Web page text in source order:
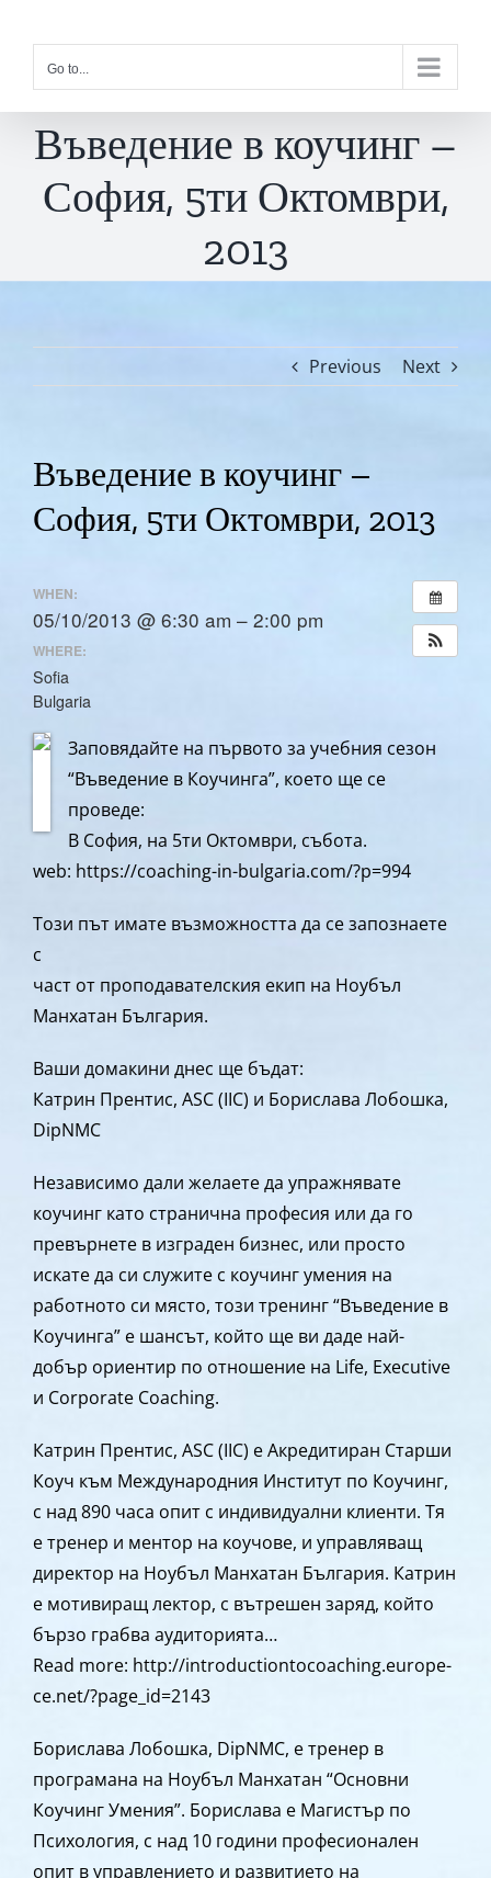
contentGo to...
Въведение в коучинг –
София, 5ти Октомври,
2013
Previous Next
Въведение в коучинг –
София, 5ти Октомври, 2013
WHEN:
05/10/2013 @ 6:30 am – 2:00 pm
WHERE:
Sofia
Bulgaria
Заповядайте на първото за учебния сезон
“Въведение в Коучинга”, което ще се
проведе:
В София, на 5ти Октомври, събота.
web: https://coaching-in-bulgaria.com/?p=994
Този път имате възможността да се запознаете
с
част от проподавателския екип на Ноубъл
Манхатан България.
Ваши домакини днес ще бъдат:
Катрин Прентис, ASC (IIC) и Борислава Лобошка,
DipNMC
Независимо дали желаете да упражнявате
коучинг като странична професия или да го
превърнете в изграден бизнес, или просто
искате да си служите с коучинг умения на
работното си място, този тренинг “Въведение в
Коучинга” е шансът, който ще ви даде най-
добър ориентир по отношение на Life, Executive
и Corporate Coaching.
Катрин Прентис, ASC (IIC) е Акредитиран Старши
Коуч към Международния Институт по Коучинг,
с над 890 часа опит с индивидуални клиенти. Тя
е тренер и ментор на коучове, и управляващ
директор на Ноубъл Манхатан България. Катрин
е мотивиращ лектор, с вътрешен заряд, който
бързо грабва аудиторията…
Read more: http://introductiontocoaching.europe-
ce.net/?page_id=2143
Борислава Лобошка, DipNMC, е тренер в
програмана на Ноубъл Манхатан “Основни
Коучинг Умения”. Борислава е Магистър по
Психология, с над 10 години професионален
опит в управлението и развитието на